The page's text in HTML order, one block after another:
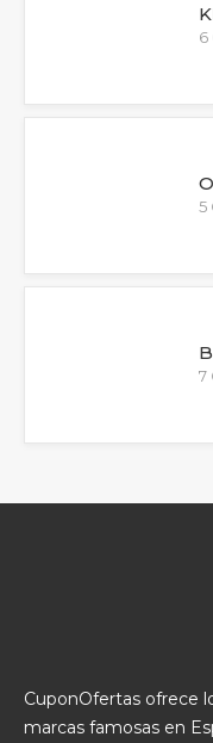
6
5
7
CuponOfertas ofrece
marcas famosas en